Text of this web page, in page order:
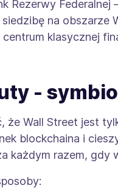
Rezerwy
na
klasycznej
-
Wall Street jest
blockchaina i
każdym razem, gdy